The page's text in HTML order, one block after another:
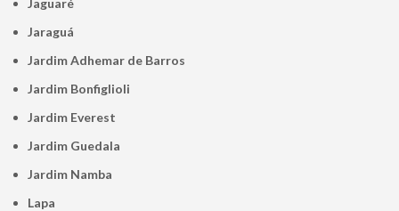
Jaraguá
Jardim Adhemar de Barros
Jardim Bonfiglioli
Jardim Everest
Jardim Guedala
Jardim Namba
Lapa